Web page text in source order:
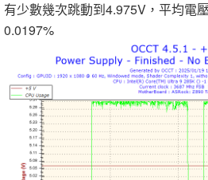
有少數幾次跳動到4.975V，平均電
0.0197%